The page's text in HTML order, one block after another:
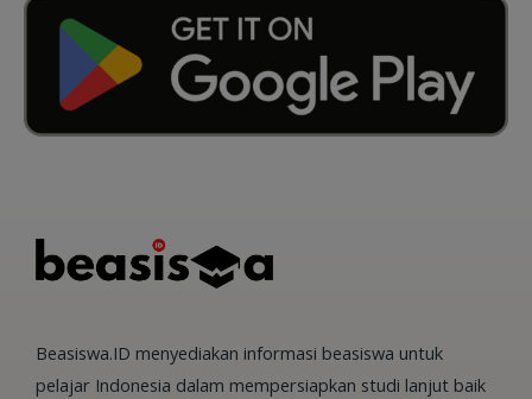
Beasiswa.ID menyediakan informasi beasiswa untuk
pelajar Indonesia dalam mempersiapkan studi lanjut baik